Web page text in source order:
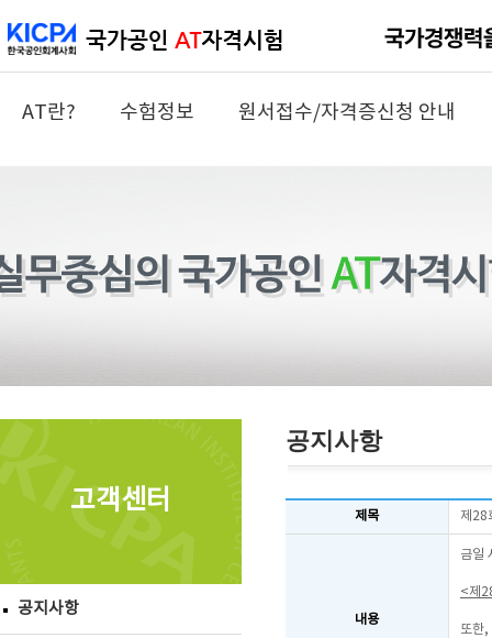
AT란? 수험정보 원서접수/자격증신청 안내
고객센터
공지사항
공지사항
제목 제28
내용
금일
<제
또한